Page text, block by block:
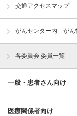
交通アクセスマップ
がんセンター内「が
各委員会 委員一覧
一般・患者さん向け
医療関係者向け